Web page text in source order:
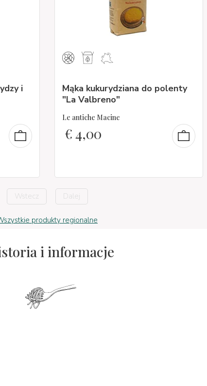
i
Mąka kukurydziana do polenty
"La Valbreno"
Le antiche Macine
€4,00
Wstecz Dalej
produkty regionalne
i informacje